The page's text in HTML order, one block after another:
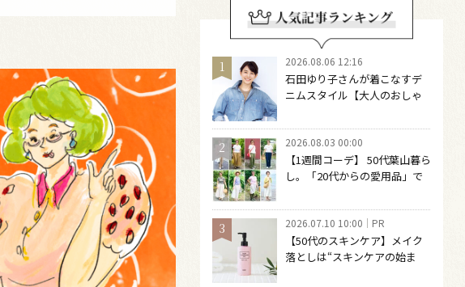
2026.08.06 12:16
石田ゆり子さんが着こなすデ
ニムスタイル【大人のおしゃ
どファッションは自由になる
2026.08.03 00:00
【1週間コーデ】 50代葉山暮ら
し。「20代からの愛用品」で
～ 桐野恵美さん #022 Emi
Kirino～
2026.07.10 10:00 PR
【50代のスキンケア】メイク
落としは“スキンケアの始ま